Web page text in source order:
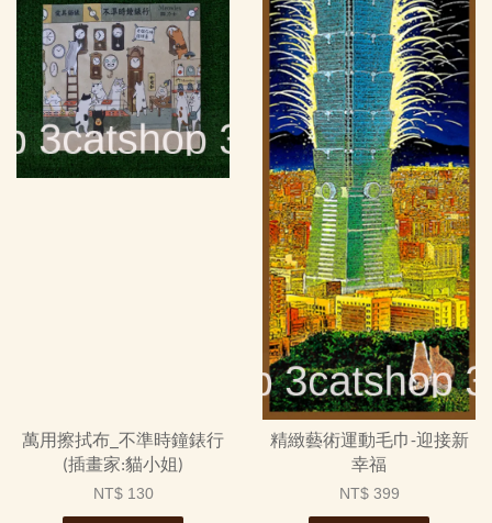
萬用擦拭布_不準時鐘錶行
(插畫家:貓小姐)
NT$ 130
精緻藝術運動毛巾-迎接新
幸福
NT$ 399